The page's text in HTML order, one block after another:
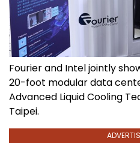
Fourier and Intel jointly
20-foot modular data
Advanced Liquid Cooling
Taipei.